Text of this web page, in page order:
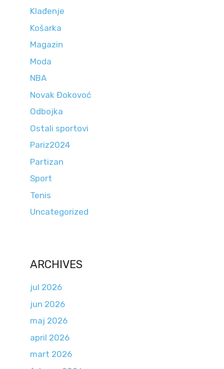
Klađenje
Košarka
Magazin
Moda
NBA
Novak Đokovoć
Odbojka
Ostali sportovi
Pariz2024
Partizan
Sport
Tenis
Uncategorized
ARCHIVES
jul 2026
jun 2026
maj 2026
april 2026
mart 2026